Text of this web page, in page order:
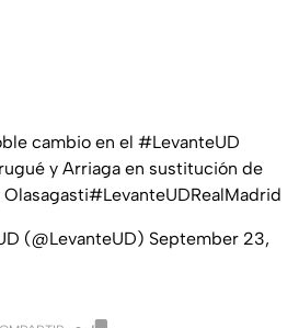
cambio en el #LevanteUD
y Arriaga en sustitución de
#LevanteUDRealMadrid
(@LevanteUD) September 23,